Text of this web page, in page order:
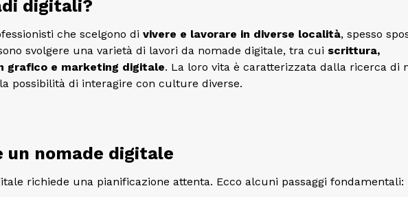
digitali?
che scelgono di vivere e lavorare in diverse località, spesso
svolgere una varietà di lavori da nomade digitale, tra cui scrittura,
grafico e marketing digitale. La loro vita è caratterizzata dalla ricerca di
possibilità di interagire con culture diverse.
un nomade digitale
richiede una pianificazione attenta. Ecco alcuni passaggi fondamentali: